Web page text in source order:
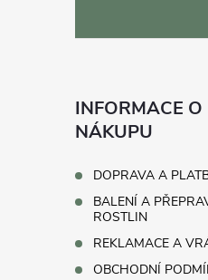
INFORMACE O
NÁKUPU
DOPRAVA A
BALENÍ A
ROSTLIN
REKLAMACE A
OBCHODNÍ